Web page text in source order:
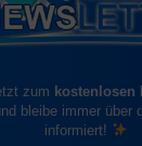
zum kostenlosen
bleibe immer über
informiert!